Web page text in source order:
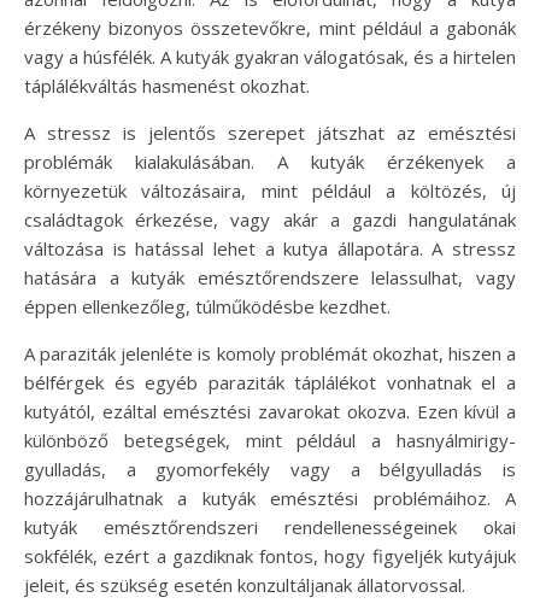
érzékeny bizonyos összetevőkre, mint például a gabonák
vagy a húsfélék. A kutyák gyakran válogatósak, és a hirtelen
táplálékváltás hasmenést okozhat.
A stressz is jelentős szerepet játszhat az emésztési
problémák kialakulásában. A kutyák érzékenyek a
környezetük változásaira, mint például a költözés, új
családtagok érkezése, vagy akár a gazdi hangulatának
változása is hatással lehet a kutya állapotára. A stressz
hatására a kutyák emésztőrendszere lelassulhat, vagy
éppen ellenkezőleg, túlműködésbe kezdhet.
A paraziták jelenléte is komoly problémát okozhat, hiszen a
bélférgek és egyéb paraziták táplálékot vonhatnak el a
kutyától, ezáltal emésztési zavarokat okozva. Ezen kívül a
különböző betegségek, mint például a hasnyálmirigy-
gyulladás, a gyomorfekély vagy a bélgyulladás is
hozzájárulhatnak a kutyák emésztési problémáihoz. A
kutyák emésztőrendszeri rendellenességeinek okai
sokfélék, ezért a gazdiknak fontos, hogy figyeljék kutyájuk
jeleit, és szükség esetén konzultáljanak állatorvossal.